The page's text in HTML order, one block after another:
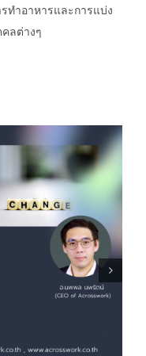
ทำอาหารและการแบ่ง
ลต่างๆ